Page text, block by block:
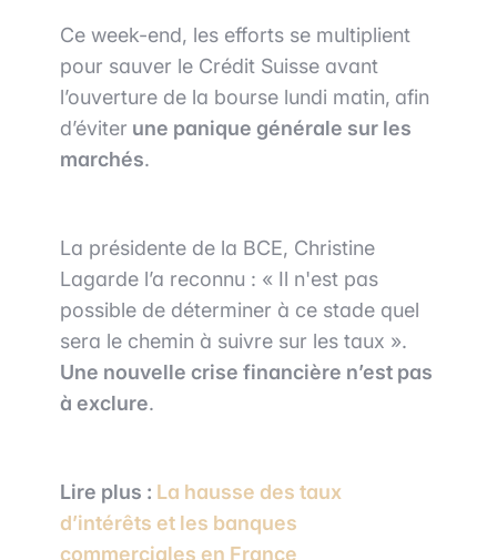
Ce week-end, les efforts se multiplient
pour sauver le Crédit Suisse avant
l’ouverture de la bourse lundi matin, afin
d’éviter une panique générale sur les
marchés.
La présidente de la BCE, Christine
Lagarde l’a reconnu : « Il n'est pas
possible de déterminer à ce stade quel
sera le chemin à suivre sur les taux ».
Une nouvelle crise financière n’est pas
à exclure.
Lire plus : La hausse des taux
d’intérêts et les banques
commerciales en France